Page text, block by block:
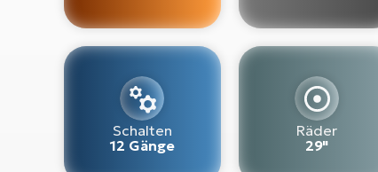
Schalten
12 Gänge
Räder
29"